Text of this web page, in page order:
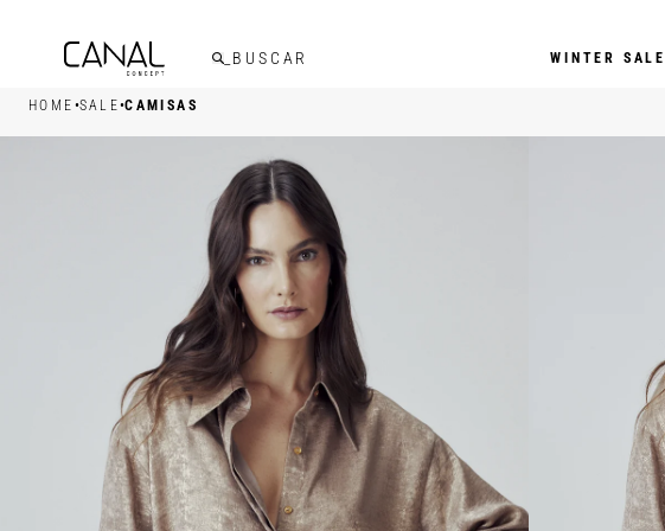
WINTER SALE
HOME •SALE•CAMISAS